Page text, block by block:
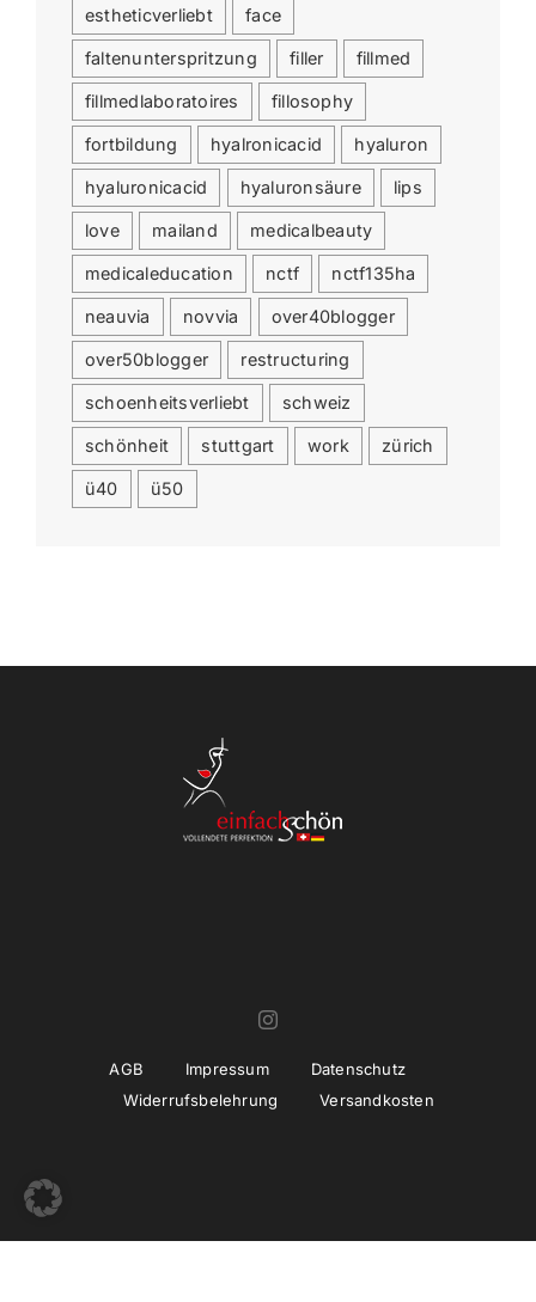
estheticverliebt face
faltenunterspritzung filler fillmed
fillmedlaboratoires fillosophy
fortbildung hyalronicacid hyaluron
hyaluronicacid hyaluronsäure lips
love mailand medicalbeauty
medicaleducation nctf nctf135ha
neauvia novvia over40blogger
over50blogger restructuring
schoenheitsverliebt schweiz
schönheit stuttgart work zürich
ü40 ü50
AGB Impressum
Datenschutz
Widerrufsbelehrung
Versandkosten